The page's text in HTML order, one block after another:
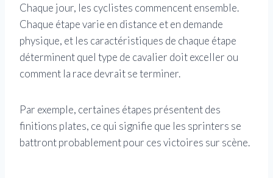
Chaque jour, les cyclistes commencent ensemble.
Chaque étape varie en distance et en demande
physique, et les caractéristiques de chaque étape
déterminent quel type de cavalier doit exceller ou
comment la race devrait se terminer.
Par exemple, certaines étapes présentent des
finitions plates, ce qui signifie que les sprinters se
battront probablement pour ces victoires sur scène.